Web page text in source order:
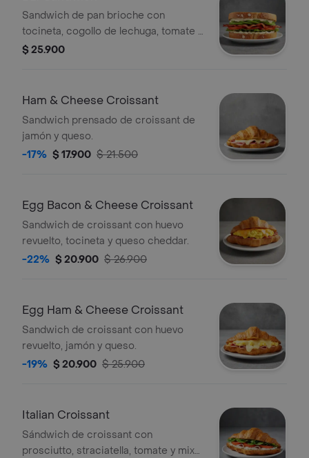
Sandwich de pan brioche con
tocineta, cogollo de lechuga, tomate y
salsa de la casa.
$ 25.900
Ham & Cheese Croissant
Sandwich prensado de croissant de
jamón y queso.
-17% $ 17.900 $ 21.500
Egg Bacon & Cheese Croissant
Sandwich de croissant con huevo
revuelto, tocineta y queso cheddar.
-22% $ 20.900 $ 26.900
Egg Ham & Cheese Croissant
Sandwich de croissant con huevo
revuelto, jamón y queso.
-19% $ 20.900 $ 25.900
Italian Croissant
Sándwich de croissant con
prosciutto, straciatella, tomate y mix